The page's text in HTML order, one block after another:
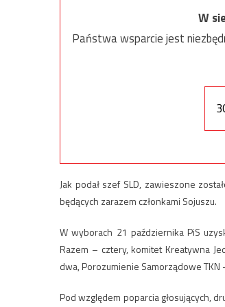
W
Państwa wsparcie jest
Jak podał szef SLD, zawieszone
będących zarazem członkami Sojuszu.
W wyborach 21 października PiS
Razem – cztery, komitet Kreatywna
dwa, Porozumienie Samorządowe TKN
Pod względem poparcia głosujących,